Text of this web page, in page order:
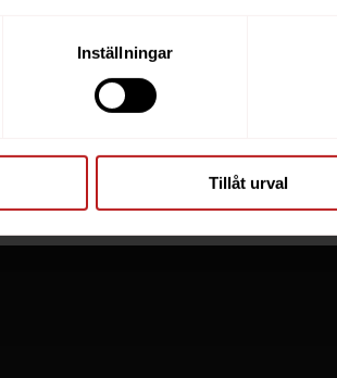
Inställningar
Tillåt urval
further information.
owner of this website or domain